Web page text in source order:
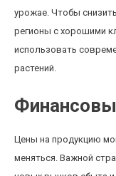
урожае. Чтобы
регионы с хорошими
использовать
растений.
Цены на продукцию
меняться. Важной